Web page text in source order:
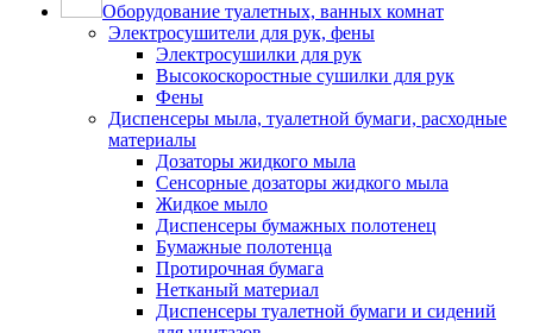
Оборудование туалетных, ванных комнат
Электросушители для рук, фены
Электросушилки для рук
Высокоскоростные сушилки для рук
Фены
Диспенсеры мыла, туалетной бумаги, расходные
материалы
Дозаторы жидкого мыла
Сенсорные дозаторы жидкого мыла
Жидкое мыло
Диспенсеры бумажных полотенец
Бумажные полотенца
Протирочная бумага
Нетканый материал
Диспенсеры туалетной бумаги и сидений